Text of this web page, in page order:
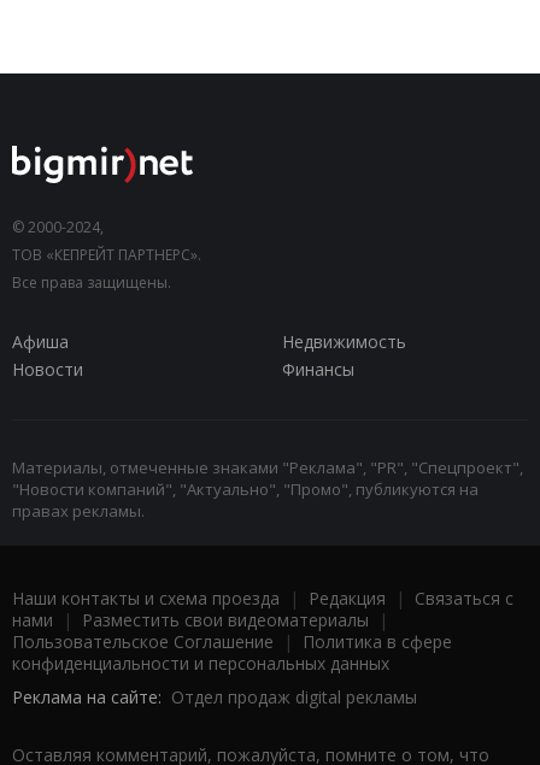
© 2000-2024,
ТОВ «КЕПРЕЙТ ПАРТНЕРС».
Все права защищены.
Афиша
Недвижимость
Новости
Финансы
Материалы, отмеченные знаками "Реклама", "PR", "Спецпроект",
"Новости компаний", "Актуально", "Промо", публикуются на
правах рекламы.
Наши контакты и схема проезда | Редакция | Связаться с
нами | Разместить свои видеоматериалы |
Пользовательское Соглашение |
Политика в сфере
конфиденциальности и персональных данных
Реклама на сайте: Отдел продаж digital рекламы
Оставляя комментарий, пожалуйста, помните о том, что